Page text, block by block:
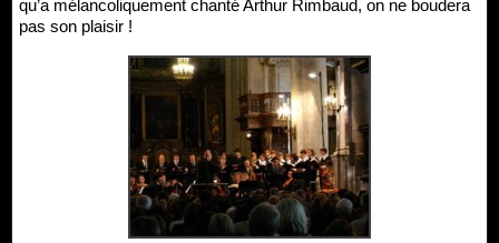
qu’a mélancoliquement chanté Arthur Rimbaud, on ne boudera
pas son plaisir !